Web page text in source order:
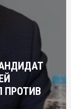
ПРОТИВ